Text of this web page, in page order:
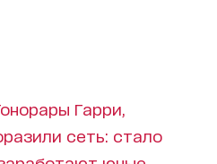
Гарри,
сеть: стало